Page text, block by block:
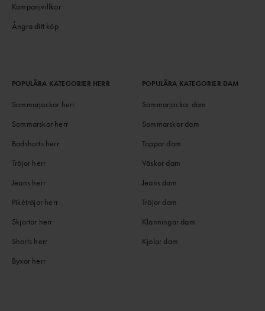
Kampanjvillkor
Ångra ditt köp
POPULÄRA KATEGORIER HERR
Sommarjackor herr
Sommarskor herr
Badshorts herr
Tröjor herr
Jeans herr
Pikétröjor herr
Skjortor herr
Shorts herr
Byxor herr
POPULÄRA KATEGORIER DAM
Sommarjackor dam
Sommarskor dam
Toppar dam
Väskor dam
Jeans dam
Tröjor dam
Klänningar dam
Kjolar dam